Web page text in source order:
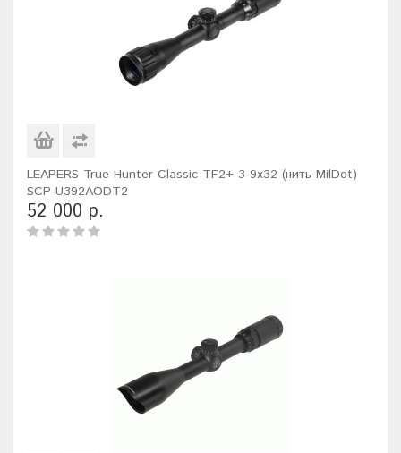
LEAPERS True Hunter Classic TF2+ 3-9x32 (нить MilDot)
SCP-U392AODT2
52 000 р.